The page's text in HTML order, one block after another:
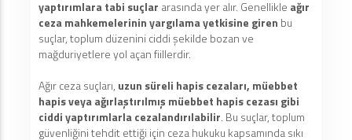
yaptırımlara tabi suçlar arasında yer alır. Genellikle ağır
ceza mahkemelerinin yargılama yetkisine giren bu
suçlar, toplum düzenini ciddi şekilde bozan ve
mağduriyetlere yol açan fiillerdir.
Ağır ceza suçları, uzun süreli hapis cezaları, müebbet
hapis veya ağırlaştırılmış müebbet hapis cezası gibi
ciddi yaptırımlarla cezalandırılabilir. Bu suçlar, toplum
güvenliğini tehdit ettiği için ceza hukuku kapsamında sıkı